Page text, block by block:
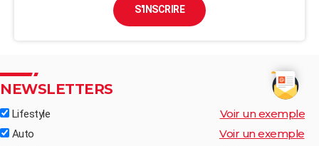
S'INSCRIRE
NEWSLETTERS
Lifestyle Voir un exemple
Auto Voir un exemple